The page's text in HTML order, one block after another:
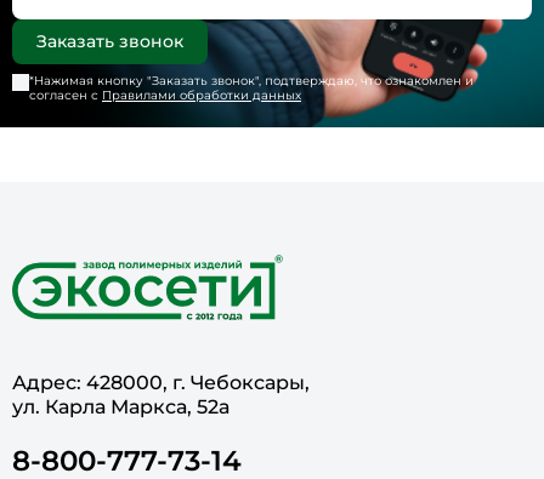
*Нажимая кнопку "Заказать звонок", подтверждаю, что ознакомлен и
согласен с Правилами обработки данных
Адрес: 428000, г. Чебоксары,
ул. Карла Маркса, 52а
8-800-777-73-14